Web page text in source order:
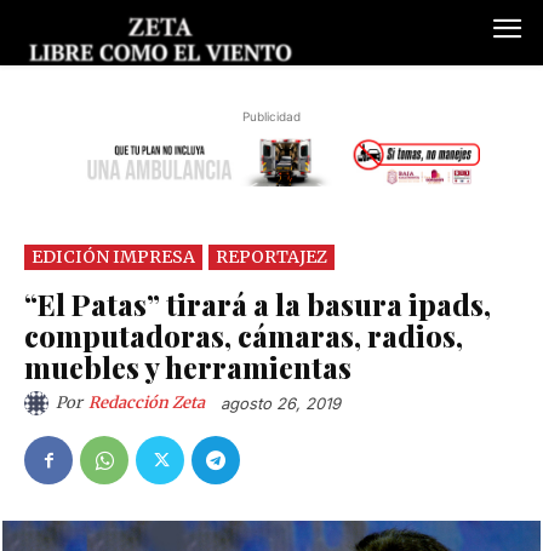
Publicidad
EDICIÓN IMPRESA REPORTAJEZ
“El Patas” tirará a la basura ipads,
computadoras, cámaras, radios,
muebles y herramientas
Por Redacción Zeta agosto 26, 2019